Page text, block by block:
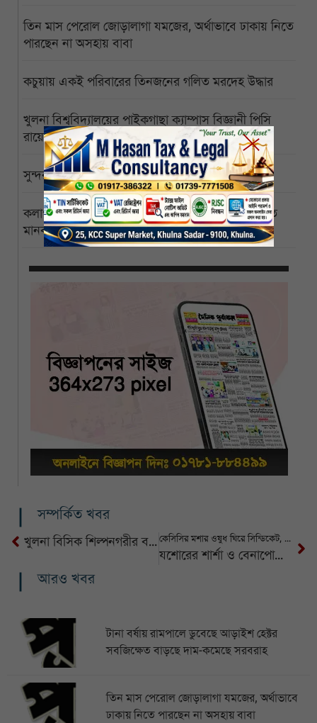
তিন মাস পেরোল জোড়ালাগা যমজের, অর্থাভাবে ঢাকায় নিতে
পারছেন না অসহায় বাবা
কচুয়ায় একই পরিবারের তিনজনের গলিত মরদেহ উদ্ধার
খুলনা বিশ্ববিদ্যালয়ের পাইকগাছা ক্যাম্পাস বিজ্ঞানী পিসি
রায়ের নামে নামকরণের দাবি
সুন্দরবনে ইতিবাচক বার্তা, বাঘের সংখ্যা বেড়ে ১২৫
কলাপাড়া পৌরসভাকে সোলারের আওতায় আনার দাবিতে
মানববন্ধন
সম্পর্কিত খবর
খুলনা বিসিক শিল্পনগরীর বহু ইউনিট সুযোগ-সুবিধার অভাবে বন্ধ হয়ে যাচ্ছে কেসিসির মশার ওষুধ ঘিরে সিন্ডিকেট, পরীক্ষায় মরেনি একটি মশাও, আনা হয়েছে নতুন ওষুধ
যশোরের শার্শা ও বেনাপোলে গত ১৫ বছরে ১৬০ জন হত্যার শিকার
আরও খবর
টানা বর্ষায় রামপালে ডুবেছে আড়াইশ হেক্টর
সবজিক্ষেত বাড়ছে দাম-কমেছে সরবরাহ
তিন মাস পেরোল জোড়ালাগা যমজের, অর্থাভাবে
ঢাকায় নিতে পারছেন না অসহায় বাবা